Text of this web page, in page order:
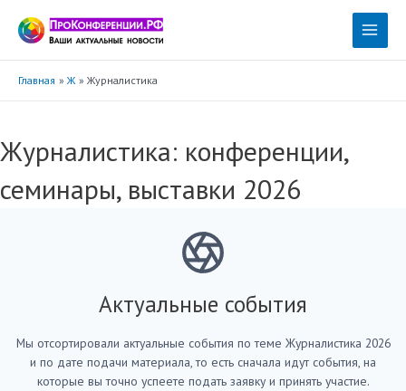
содержимому
Main
Главная Ж Журналистика
Журналистика: конференции,
семинары, выставки 2026
Актуальные события
Мы отсортировали актуальные события по теме Журналистика 2026
и по дате подачи материала, то есть сначала идут события, на
которые вы точно успеете подать заявку и принять участие.